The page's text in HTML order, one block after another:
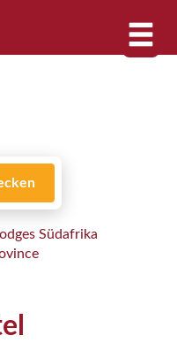
Südafrika